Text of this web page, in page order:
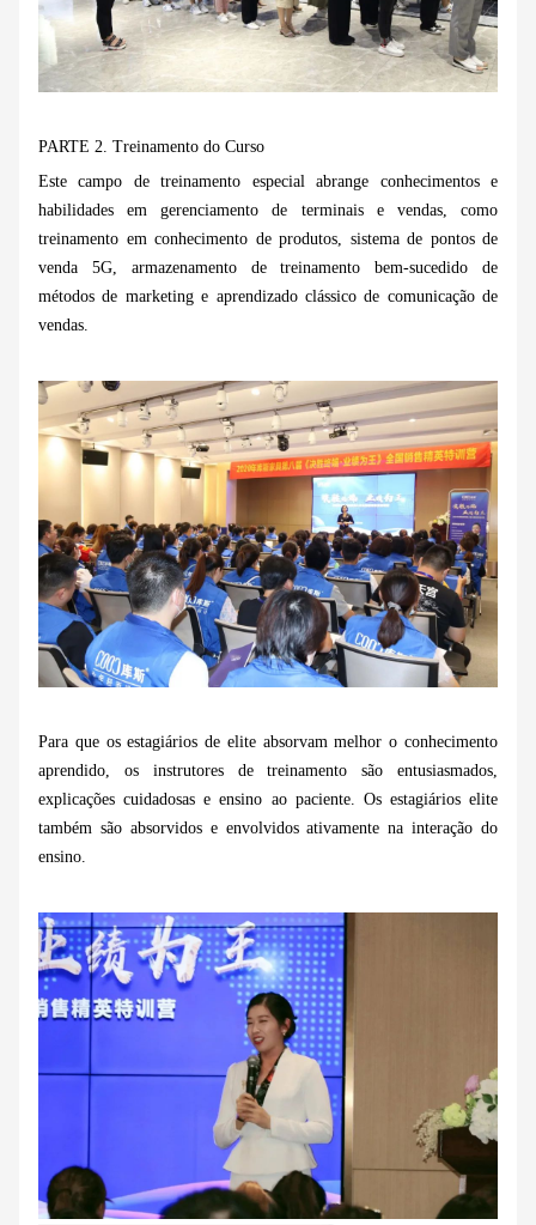
PARTE 2. Treinamento do Curso
Este campo de treinamento especial abrange conhecimentos e
habilidades em gerenciamento de terminais e vendas, como
treinamento em conhecimento de produtos, sistema de pontos de
venda 5G, armazenamento de treinamento bem-sucedido de
métodos de marketing e aprendizado clássico de comunicação de
vendas.
Para que os estagiários de elite absorvam melhor o conhecimento
aprendido, os instrutores de treinamento são entusiasmados,
explicações cuidadosas e ensino ao paciente. Os estagiários elite
também são absorvidos e envolvidos ativamente na interação do
ensino.